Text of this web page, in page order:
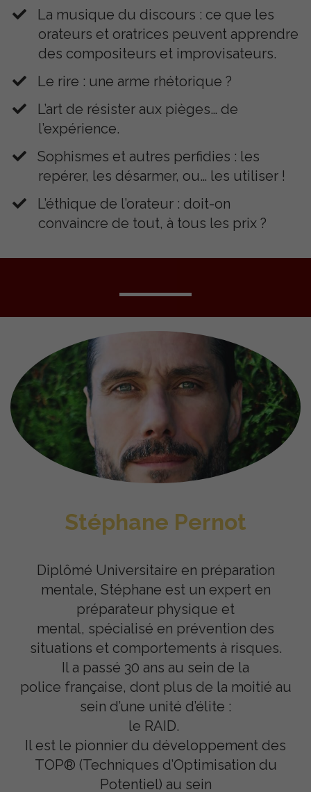
La musique du discours : ce que les
orateurs et oratrices peuvent apprendre
des compositeurs et improvisateurs.
Le rire : une arme rhétorique ?
L’art de résister aux pièges… de
l’expérience.
​Sophismes et autres perfidies : les
repérer, les désarmer, ou… les utiliser !
​L’éthique de l’orateur : doit-on
convaincre de tout, à tous les prix ?
Stéphane Pernot
Diplômé Universitaire en préparation
mentale, Stéphane est un expert en
préparateur physique et
mental, spécialisé en prévention des
situations et comportements à risques.
Il a passé 30 ans au sein de la
police française, dont plus de la moitié au
sein d’une unité d’élite :
le RAID.
Il est le pionnier du développement des
TOP® (Techniques d’Optimisation du
Potentiel) au sein